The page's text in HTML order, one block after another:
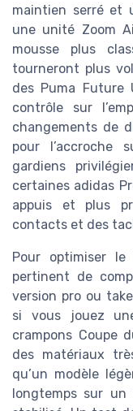
maintien serré et
une unité Zoom
mousse plus
tourneront plus
des Puma Future
contrôle sur
changements de
pour l’accroche
gardiens
certaines adidas
appuis et plus
contacts et des
Pour optimiser
pertinent de
version pro ou
si vous jouez
crampons Coupe
des matériaux
qu’un modèle
longtemps sur